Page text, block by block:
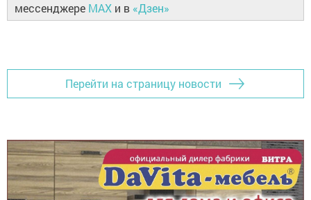
мессенджере MAX и в «Дзен»
Перейти на страницу новости